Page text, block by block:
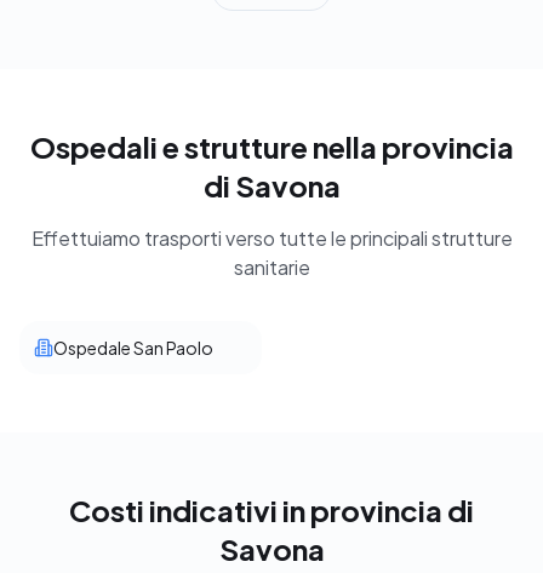
Ospedali e strutture nella provincia
di Savona
Effettuiamo trasporti verso tutte le principali strutture
sanitarie
Ospedale San Paolo
Costi indicativi in provincia di
Savona